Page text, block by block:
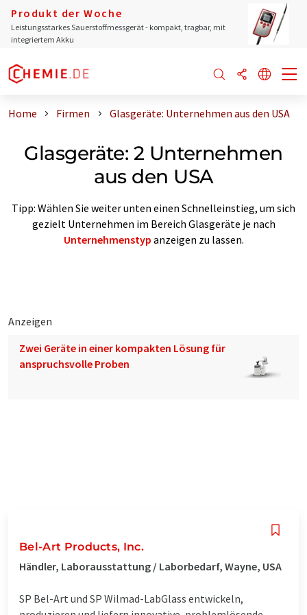
Produkt der Woche
Leistungsstarkes Sauerstoffmessgerät - kompakt, tragbar, mit
integriertem Akku
Home Firmen Glasgeräte: Unternehmen aus den USA
Glasgeräte: 2 Unternehmen
aus den USA
Tipp: Wählen Sie weiter unten einen Schnelleinstieg, um sich
gezielt Unternehmen im Bereich Glasgeräte je nach
Unternehmenstyp anzeigen zu lassen.
Anzeigen
Zwei Geräte in einer kompakten Lösung für
anspruchsvolle Proben
Bel-Art Products, Inc.
Händler, Laborausstattung / Laborbedarf, Wayne, USA
SP Bel-Art und SP Wilmad-LabGlass entwickeln,